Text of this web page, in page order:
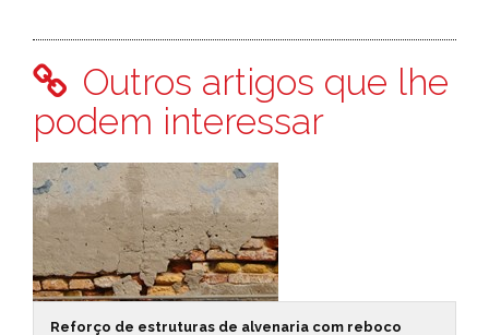
Outros artigos que lhe
podem interessar
Reforço de estruturas de alvenaria com reboco